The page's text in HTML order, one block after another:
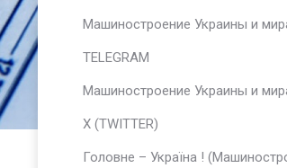
Машиностроение Украины и
TELEGRAM
Машиностроение Украины и
Х (TWITTER)
Головне – Україна !